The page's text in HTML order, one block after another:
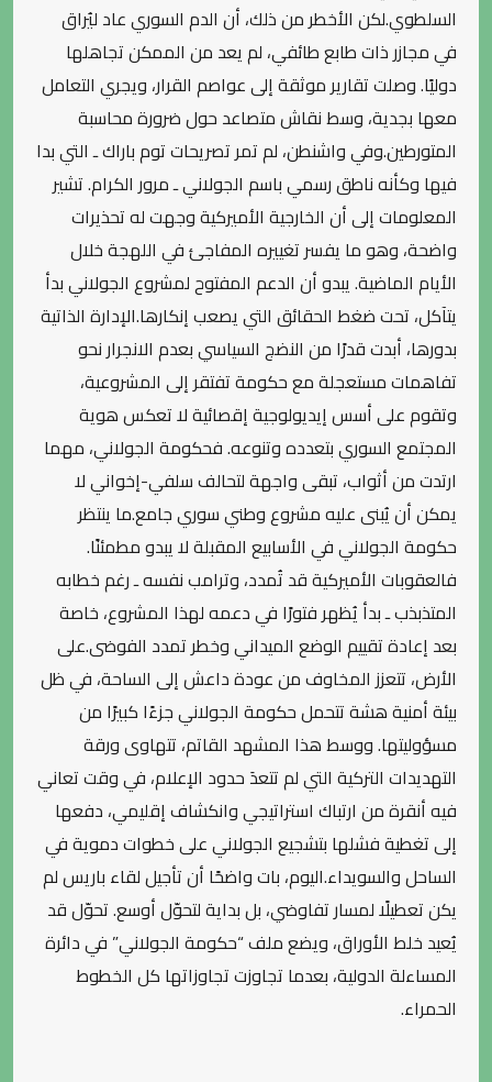
السلطوي.لكن الأخطر من ذلك، أن الدم السوري عاد ليُراق
في مجازر ذات طابع طائفي، لم يعد من الممكن تجاهلها
دوليًا. وصلت تقارير موثقة إلى عواصم القرار، ويجري التعامل
معها بجدية، وسط نقاش متصاعد حول ضرورة محاسبة
المتورطين.وفي واشنطن، لم تمر تصريحات توم باراك ـ التي بدا
فيها وكأنه ناطق رسمي باسم الجولاني ـ مرور الكرام. تشير
المعلومات إلى أن الخارجية الأميركية وجهت له تحذيرات
واضحة، وهو ما يفسر تغييره المفاجئ في اللهجة خلال
الأيام الماضية. يبدو أن الدعم المفتوح لمشروع الجولاني بدأ
يتآكل، تحت ضغط الحقائق التي يصعب إنكارها.الإدارة الذاتية
بدورها، أبدت قدرًا من النضج السياسي بعدم الانجرار نحو
تفاهمات مستعجلة مع حكومة تفتقر إلى المشروعية،
وتقوم على أسس إيديولوجية إقصائية لا تعكس هوية
المجتمع السوري بتعدده وتنوعه. فحكومة الجولاني، مهما
ارتدت من أثواب، تبقى واجهة لتحالف سلفي-إخواني لا
يمكن أن يُبنى عليه مشروع وطني سوري جامع.ما ينتظر
حكومة الجولاني في الأسابيع المقبلة لا يبدو مطمئنًا.
فالعقوبات الأميركية قد تُمدد، وترامب نفسه ـ رغم خطابه
المتذبذب ـ بدأ يُظهر فتورًا في دعمه لهذا المشروع، خاصة
بعد إعادة تقييم الوضع الميداني وخطر تمدد الفوضى.على
الأرض، تتعزز المخاوف من عودة داعش إلى الساحة، في ظل
بيئة أمنية هشة تتحمل حكومة الجولاني جزءًا كبيرًا من
مسؤوليتها. ووسط هذا المشهد القاتم، تتهاوى ورقة
التهديدات التركية التي لم تتعدَ حدود الإعلام، في وقت تعاني
فيه أنقرة من ارتباك استراتيجي وانكشاف إقليمي، دفعها
إلى تغطية فشلها بتشجيع الجولاني على خطوات دموية في
الساحل والسويداء.اليوم، بات واضحًا أن تأجيل لقاء باريس لم
يكن تعطيلًا لمسار تفاوضي، بل بداية لتحوّل أوسع. تحوّل قد
يُعيد خلط الأوراق، ويضع ملف “حكومة الجولاني” في دائرة
المساءلة الدولية، بعدما تجاوزت تجاوزاتها كل الخطوط
الحمراء.